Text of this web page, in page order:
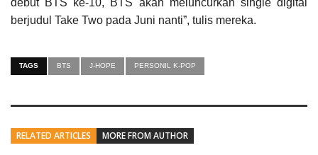
debut BTS ke-10, BTS akan meluncurkan single digital
berjudul Take Two pada Juni nanti”, tulis mereka.
TAGS BTS J-HOPE PERSONIL K-POP
RELATED ARTICLES MORE FROM AUTHOR